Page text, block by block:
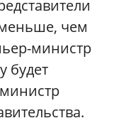
чем
министр
будет